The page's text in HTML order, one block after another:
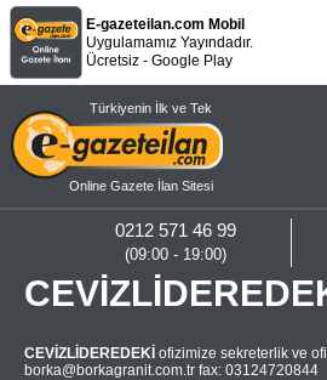
E-gazeteilan.com Mobil
Uygulamamız Yayındadır.
Ücretsiz - Google Play
Türkiyenin İlk ve Tek
Online Gazete İlan Sitesi
0212 571 46 99
(09:00 - 19:00)
CEVİZLİDEREDEKİ ofizimize sekreterlik ve
borka@borkagranit.com.tr fax: 03124720844